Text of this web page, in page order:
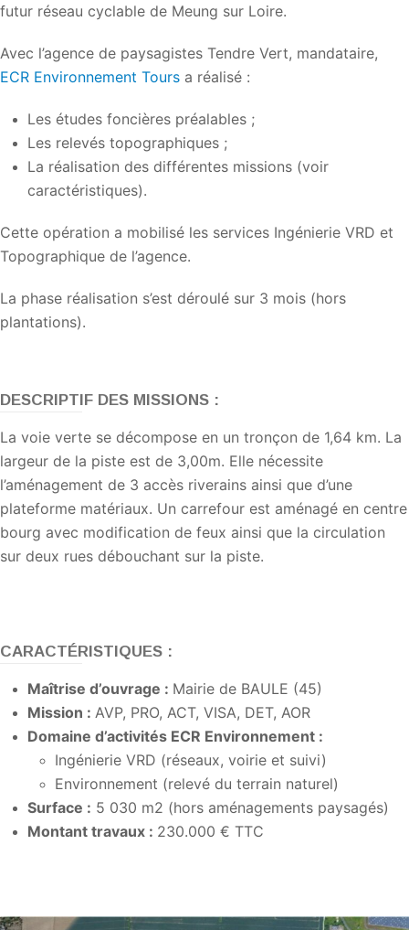
futur réseau cyclable de Meung sur Loire.
Avec l’agence de paysagistes Tendre Vert, mandataire,
ECR Environnement Tours a réalisé :
Les études foncières préalables ;
Les relevés topographiques ;
La réalisation des différentes missions (voir
caractéristiques).
Cette opération a mobilisé les services Ingénierie VRD et
Topographique de l’agence.
La phase réalisation s’est déroulé sur 3 mois (hors
plantations).
DESCRIPTIF DES MISSIONS :
La voie verte se décompose en un tronçon de 1,64 km. La
largeur de la piste est de 3,00m. Elle nécessite
l’aménagement de 3 accès riverains ainsi que d’une
plateforme matériaux. Un carrefour est aménagé en centre
bourg avec modification de feux ainsi que la circulation
sur deux rues débouchant sur la piste.
CARACTÉRISTIQUES :
Maîtrise d’ouvrage : Mairie de BAULE (45)
Mission : AVP, PRO, ACT, VISA, DET, AOR
Domaine d’activités ECR Environnement :
Ingénierie VRD (réseaux, voirie et suivi)
Environnement (relevé du terrain naturel)
Surface : 5 030 m2 (hors aménagements paysagés)
Montant travaux : 230.000 € TTC